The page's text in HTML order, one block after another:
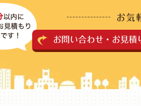
お問い合わせ・お見積
お気